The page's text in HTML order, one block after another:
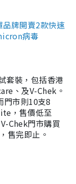
牌開賣2款快速
病毒
套裝，包括香港
、及V-Chek。
門市則10支8
，售價低至
Chek門市購買
售完即止。